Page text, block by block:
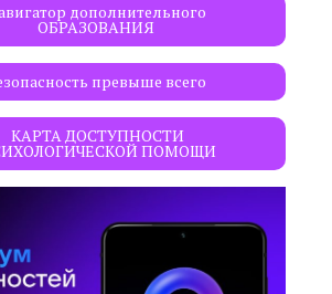
дополнительного
ОБРАЗОВАНИЯ
превыше всего
КАРТА ДОСТУПНОСТИ
ПОМОЩИ